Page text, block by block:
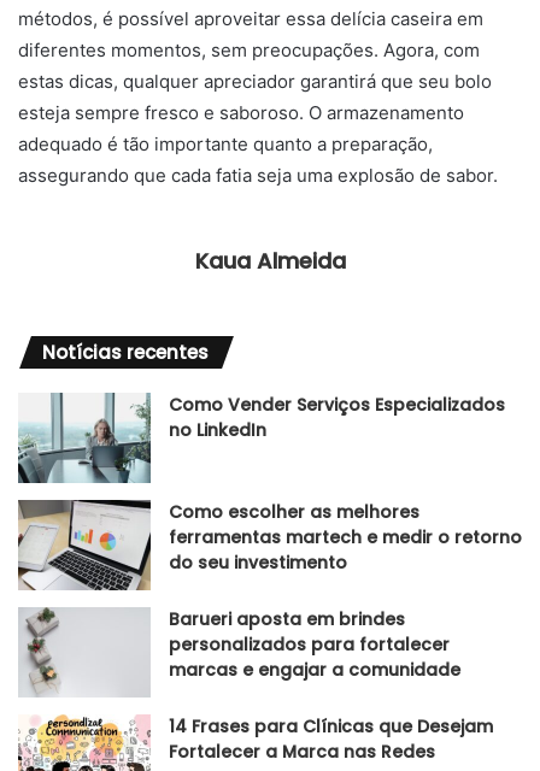
métodos, é possível aproveitar essa delícia caseira em
diferentes momentos, sem preocupações. Agora, com
estas dicas, qualquer apreciador garantirá que seu bolo
esteja sempre fresco e saboroso. O armazenamento
adequado é tão importante quanto a preparação,
assegurando que cada fatia seja uma explosão de sabor.
Kaua Almeida
Notícias recentes
Como Vender Serviços Especializados
no LinkedIn
Como escolher as melhores
ferramentas martech e medir o retorno
do seu investimento
Barueri aposta em brindes
personalizados para fortalecer
marcas e engajar a comunidade
14 Frases para Clínicas que Desejam
Fortalecer a Marca nas Redes